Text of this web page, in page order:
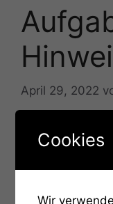
April 29, 2022
Die Zahlen
in Google
Punkt führen
Cookies
Wir